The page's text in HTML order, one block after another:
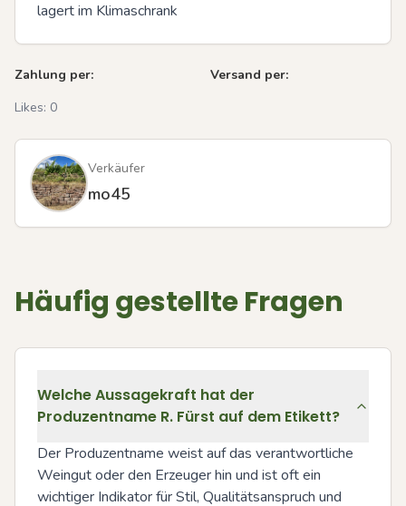
lagert im Klimaschrank
Zahlung per:
Versand per:
Likes: 0
Verkäufer
mo45
Häufig gestellte Fragen
Welche Aussagekraft hat der
Produzentname R. Fürst auf dem Etikett?
Der Produzentname weist auf das verantwortliche
Weingut oder den Erzeuger hin und ist oft ein
wichtiger Indikator für Stil, Qualitätsanspruch und